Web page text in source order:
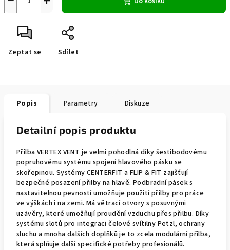
Zeptat se Sdílet
Popis Parametry Diskuze
Detailní popis produktu
Přilba VERTEX VENT je velmi pohodlná díky šestibodovému
popruhovému systému spojení hlavového pásku se
skořepinou. Systémy CENTERFIT a FLIP & FIT zajišťují
bezpečné posazení přilby na hlavě. Podbradní pásek s
nastavitelnou pevností umožňuje použití přilby pro práce
ve výškách i na zemi. Má větrací otvory s posuvnými
uzávěry, které umožňují proudění vzduchu přes přilbu. Díky
systému slotů pro integraci čelové svítilny Petzl, ochrany
sluchu a mnoha dalších doplňků je to zcela modulární přilba,
která splňuje další specifické potřeby profesionálů.